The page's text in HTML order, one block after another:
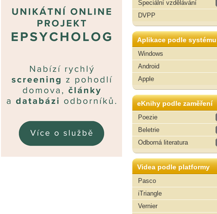
Speciální vzdělávání
DVPP
Aplikace podle systému
Windows
Android
Apple
eKnihy podle zaměření
Poezie
Beletrie
Odborná literatura
Videa podle platformy
Pasco
iTriangle
Vernier